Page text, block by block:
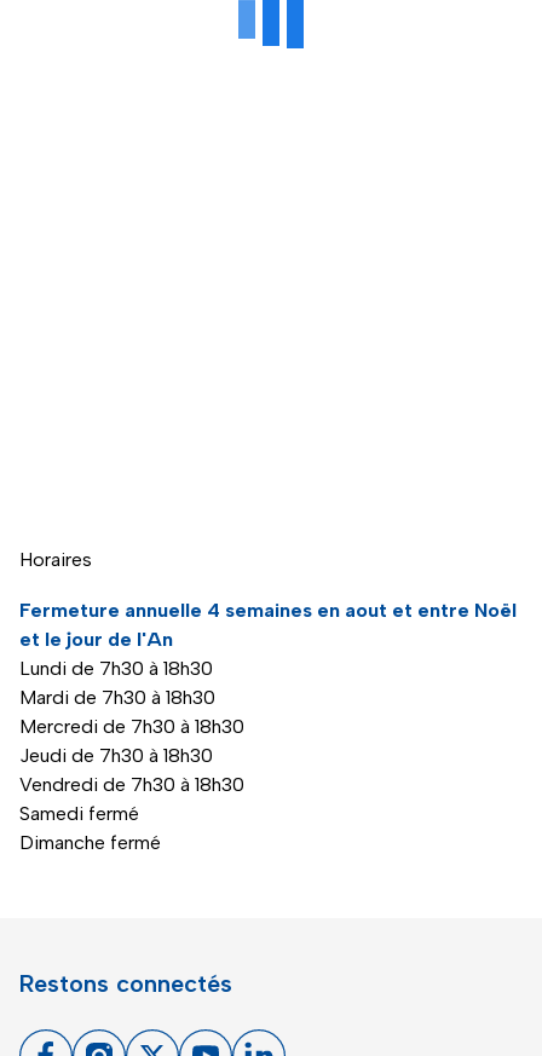
Horaires
Fermeture annuelle 4 semaines en aout et entre Noël
et le jour de l'An
Lundi de 7h30 à 18h30
Mardi de 7h30 à 18h30
Mercredi de 7h30 à 18h30
Jeudi de 7h30 à 18h30
Vendredi de 7h30 à 18h30
Samedi fermé
Dimanche fermé
Restons connectés
FacebookInstagram
X YoutubeLinkedin